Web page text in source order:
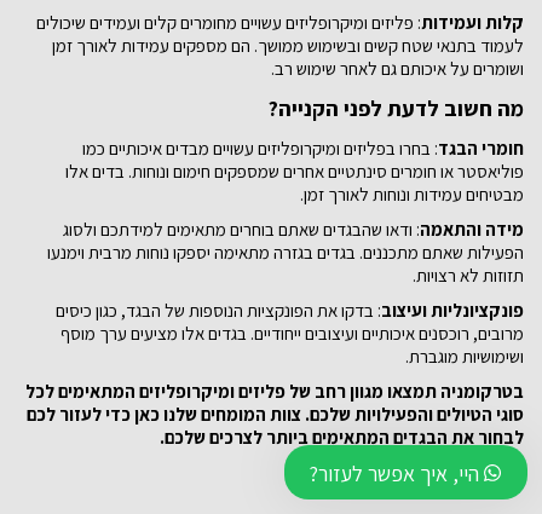
קלות ועמידות: פליזים ומיקרופליזים עשויים מחומרים קלים ועמידים שיכולים
לעמוד בתנאי שטח קשים ובשימוש ממושך. הם מספקים עמידות לאורך זמן
ושומרים על איכותם גם לאחר שימוש רב.
מה חשוב לדעת לפני הקנייה?
חומרי הבגד: בחרו בפליזים ומיקרופליזים עשויים מבדים איכותיים כמו
פוליאסטר או חומרים סינתטיים אחרים שמספקים חימום ונוחות. בדים אלו
מבטיחים עמידות ונוחות לאורך זמן.
מידה והתאמה: ודאו שהבגדים שאתם בוחרים מתאימים למידתכם ולסוג
הפעילות שאתם מתכננים. בגדים בגזרה מתאימה יספקו נוחות מרבית וימנעו
תזוזות לא רצויות.
פונקציונליות ועיצוב: בדקו את הפונקציות הנוספות של הבגד, כגון כיסים
מרובים, רוכסנים איכותיים ועיצובים ייחודיים. בגדים אלו מציעים ערך מוסף
ושימושיות מוגברת.
בטרקומניה תמצאו מגוון רחב של פליזים ומיקרופליזים המתאימים לכל
סוגי הטיולים והפעילויות שלכם. צוות המומחים שלנו כאן כדי לעזור לכם
לבחור את הבגדים המתאימים ביותר לצרכים שלכם.
היי, איך אפשר לעזור?